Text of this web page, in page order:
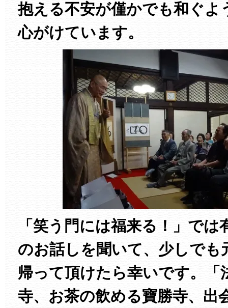
抱える不安が僅かでも和ぐよ
心がけています。
「笑う門には福来る！」で
のお話しを聞いて、少しでも
帰って頂けたら幸いです。「
寺、お茶の飲める寶勝寺、出